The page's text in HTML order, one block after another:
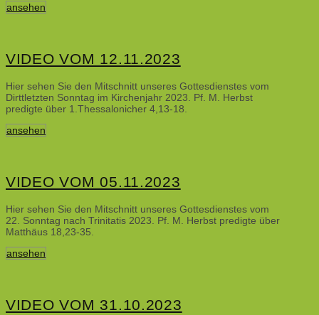
ansehen
VIDEO VOM 12.11.2023
Hier sehen Sie den Mitschnitt unseres Gottesdienstes vom
Dirttletzten Sonntag im Kirchenjahr 2023. Pf. M. Herbst
predigte über 1.Thessalonicher 4,13-18.
ansehen
VIDEO VOM 05.11.2023
Hier sehen Sie den Mitschnitt unseres Gottesdienstes vom
22. Sonntag nach Trinitatis 2023. Pf. M. Herbst predigte über
Matthäus 18,23-35.
ansehen
VIDEO VOM 31.10.2023